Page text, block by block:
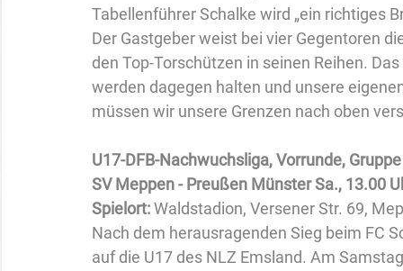
Tabellenführer Schalke wird „ein richtiges
Der Gastgeber weist bei vier Gegentoren
den Top-Torschützen in seinen Reihen.
werden dagegen halten und unsere
müssen wir unsere Grenzen nach oben
U17-DFB-Nachwuchsliga, Vorrunde,
SV Meppen - Preußen Münster Sa., 13.00
Spielort: Waldstadion, Versener Str. 69,
Nach dem herausragenden Sieg beim FC
auf die U17 des NLZ Emsland. Am